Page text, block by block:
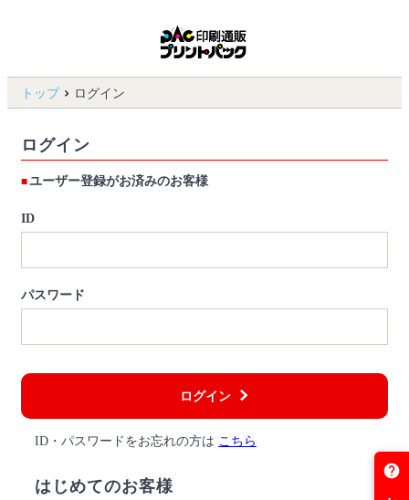
トップ ログイン
ログイン
ユーザー登録がお済みのお客様
ID
パスワード
ログイン
ID・パスワードをお忘れの方は こちら
はじめてのお客様